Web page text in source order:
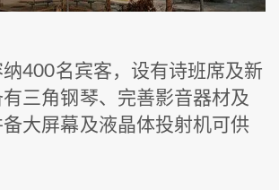
纳400名宾客，设有诗班席及新
三角钢琴、完善影音器材及
大屏幕及液晶体投射机可供